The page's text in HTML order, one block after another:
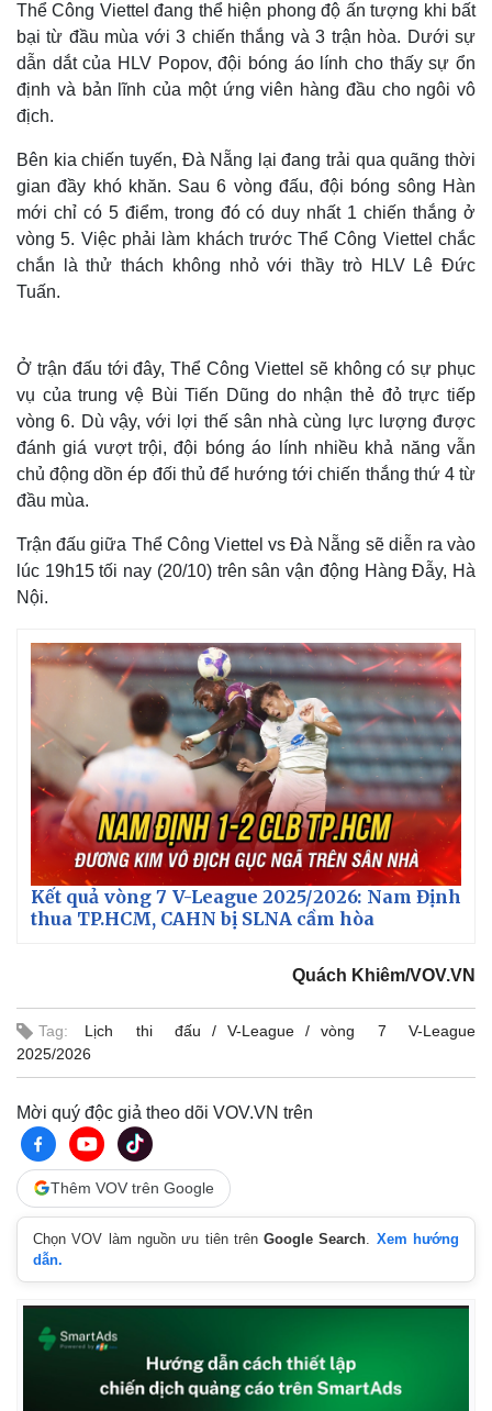
Thế giới
Quan sát
Multimedia
Video
Infographic
Thể Công Viettel đang thể hiện phong độ ấn tượng khi bất
bại từ đầu mùa với 3 chiến thắng và 3 trận hòa. Dưới sự
dẫn dắt của HLV Popov, đội bóng áo lính cho thấy sự ổn
định và bản lĩnh của một ứng viên hàng đầu cho ngôi vô
địch.
Bên kia chiến tuyến, Đà Nẵng lại đang trải qua quãng thời
gian đầy khó khăn. Sau 6 vòng đấu, đội bóng sông Hàn
mới chỉ có 5 điểm, trong đó có duy nhất 1 chiến thắng ở
vòng 5. Việc phải làm khách trước Thể Công Viettel chắc
chắn là thử thách không nhỏ với thầy trò HLV Lê Đức
Tuấn.
Ở trận đấu tới đây, Thể Công Viettel sẽ không có sự phục
vụ của trung vệ Bùi Tiến Dũng do nhận thẻ đỏ trực tiếp
vòng 6. Dù vậy, với lợi thế sân nhà cùng lực lượng được
đánh giá vượt trội, đội bóng áo lính nhiều khả năng vẫn
chủ động dồn ép đối thủ để hướng tới chiến thắng thứ 4 từ
đầu mùa.
Trận đấu giữa Thể Công Viettel vs Đà Nẵng sẽ diễn ra vào
lúc 19h15 tối nay (20/10) trên sân vận động Hàng Đẫy, Hà
Nội.
Kết quả vòng 7 V-League 2025/2026: Nam Định
thua TP.HCM, CAHN bị SLNA cầm hòa
Quách Khiêm/VOV.VN
Tag: Lịch thi đấu V-League
vòng 7 V-League
2025/2026
Mời quý độc giả theo dõi VOV.VN trên
Thêm VOV trên Google
Chọn VOV làm nguồn ưu tiên trênGoogle Search
Xem hướng
dẫn.